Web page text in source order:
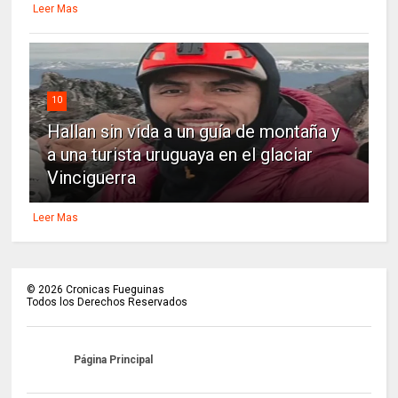
Leer Mas
10
Hallan sin vida a un guía de montaña y
a una turista uruguaya en el glaciar
Vinciguerra
Leer Mas
© 2026 Cronicas Fueguinas
Todos los Derechos Reservados
Página Principal